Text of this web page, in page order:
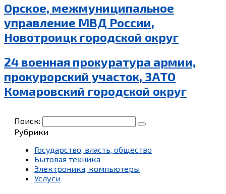
Орское, межмуниципальное
управление МВД России,
Новотроицк городской округ
24 военная прокуратура армии,
прокурорский участок, ЗАТО
Комаровский городской округ
Поиск:
Рубрики
Государство, власть, общество
Бытовая техника
Электроника, компьютеры
Услуги